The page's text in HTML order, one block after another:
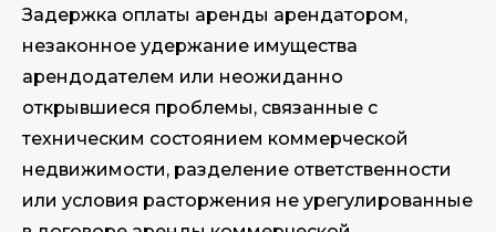
Задержка оплаты аренды арендатором,
незаконное удержание имущества
арендодателем или неожиданно
открывшиеся проблемы, связанные с
техническим состоянием коммерческой
недвижимости, разделение ответственности
или условия расторжения не урегулированные